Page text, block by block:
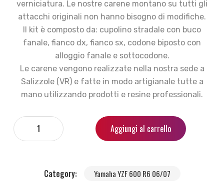
verniciatura. Le nostre carene montano su tutti gli
attacchi originali non hanno bisogno di modifiche.
Il kit è composto da: cupolino stradale con buco
fanale, fianco dx, fianco sx, codone biposto con
alloggio fanale e sottocodone.
Le carene vengono realizzate nella nostra sede a
Salizzole (VR) e fatte in modo artigianale tutte a
mano utilizzando prodotti e resine professionali.
Aggiungi al carrello
Category: Yamaha YZF 600 R6 06/07